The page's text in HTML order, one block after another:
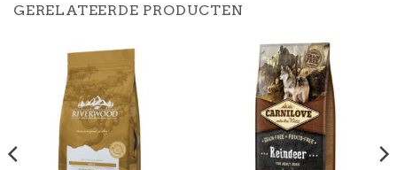
GERELATEERDE PRODUCTEN